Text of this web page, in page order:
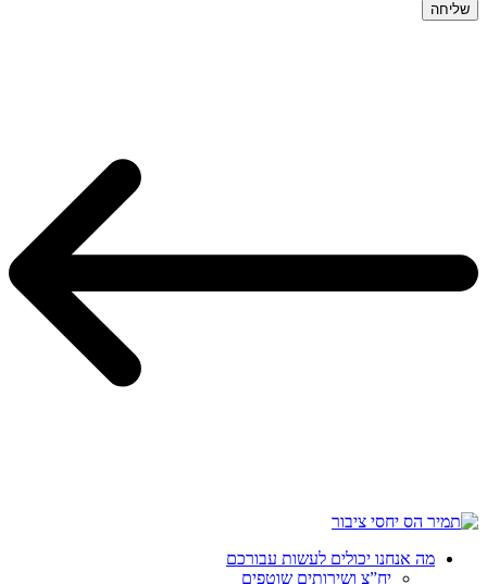
שליחה
מה אנחנו יכולים לעשות עבורכם
יח”צ ושירותים שוטפים